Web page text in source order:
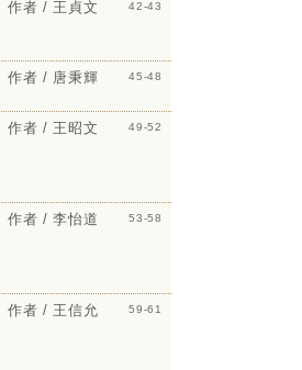
作者 / 王貞文 42-43
作者 / 唐秉輝 45-48
作者 / 王昭文 49-52
作者 / 李怡道 53-58
作者 / 王信允 59-61